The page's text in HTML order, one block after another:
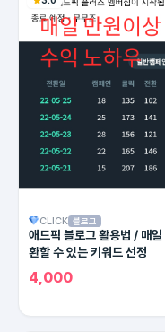
CLICK 블로그
애드픽 블로그 활용법 / 매일
환할 수 있는 키워드 선정
4,000